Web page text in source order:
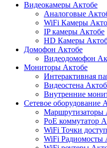
Видеокамеры Актобе
Аналоговые
WiFi Камеры
IP камеры Актобе
HD Камеры
Домофон Актобе
Видеодомофон
Мониторы Актобе
Интерактивная
Видеостена
Внутренние
Сетевое оборудование
Маршрутизаторы
PoE коммутатор
WiFi Точки
WiFi Радиомосты